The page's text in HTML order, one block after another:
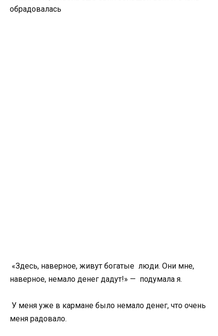
обрадовалась
«Здесь, наверное, живут богатые люди. Они мне,
наверное, немало денег дадут!» — подумала я.
У меня уже в кармане было немало денег, что очень
меня радовало.